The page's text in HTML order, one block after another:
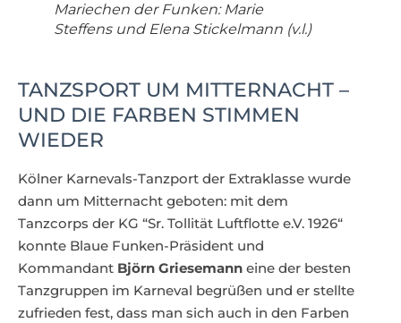
Mariechen der Funken: Marie
Steffens und Elena Stickelmann (v.l.)
TANZSPORT UM MITTERNACHT –
UND DIE FARBEN STIMMEN
WIEDER
Kölner Karnevals-Tanzport der Extraklasse wurde
dann um Mitternacht geboten: mit dem
Tanzcorps der KG “Sr. Tollität Luftflotte e.V. 1926“
konnte Blaue Funken-Präsident und
Kommandant Björn Griesemann eine der besten
Tanzgruppen im Karneval begrüßen und er stellte
zufrieden fest, dass man sich auch in den Farben